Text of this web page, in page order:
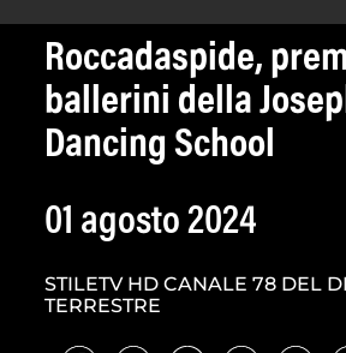
Roccadaspide,
ballerini della
Dancing School
01 agosto 2024
STILETV HD CANALE 78 DEL
TERRESTRE